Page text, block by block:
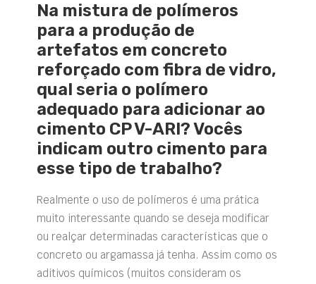
Na mistura de polímeros
para a produção de
artefatos em concreto
reforçado com fibra de vidro,
qual seria o polímero
adequado para adicionar ao
cimento CP V-ARI? Vocês
indicam outro cimento para
esse tipo de trabalho?
Realmente o uso de polímeros é uma prática
muito interessante quando se deseja modificar
ou realçar determinadas características que o
concreto ou argamassa já tenha. Assim como os
aditivos químicos (muitos consideram os